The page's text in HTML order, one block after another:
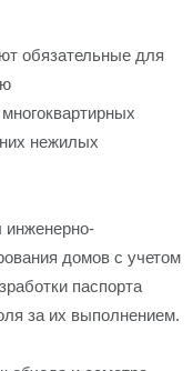
обязательные для
нежилых
инженерно-
домов с учетом
паспорта
за их выполнением.